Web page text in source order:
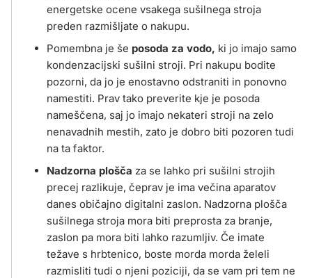
energetske ocene vsakega sušilnega stroja
preden razmišljate o nakupu.
Pomembna je še posoda za vodo, ki jo imajo samo
kondenzacijski sušilni stroji. Pri nakupu bodite
pozorni, da jo je enostavno odstraniti in ponovno
namestiti. Prav tako preverite kje je posoda
nameščena, saj jo imajo nekateri stroji na zelo
nenavadnih mestih, zato je dobro biti pozoren tudi
na ta faktor.
Nadzorna plošča za se lahko pri sušilni strojih
precej razlikuje, čeprav je ima večina aparatov
danes običajno digitalni zaslon. Nadzorna plošča
sušilnega stroja mora biti preprosta za branje,
zaslon pa mora biti lahko razumljiv. Če imate
težave s hrbtenico, boste morda morda želeli
razmisliti tudi o njeni poziciji, da se vam pri tem ne